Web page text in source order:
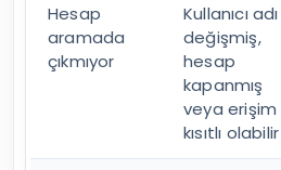
Hesap
aramada
çıkmıyor
Kullanıcı adı
değişmiş,
hesap
kapanmış
veya erişim
kısıtlı olabilir